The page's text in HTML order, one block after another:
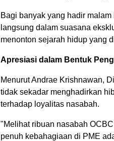
Bagi banyak yang hadir
langsung dalam suasana
menonton sejarah hidup yang
Apresiasi dalam Bentuk
Menurut Andrae Krishnawan,
tidak sekadar menghadirkan
terhadap loyalitas nasabah.
"Melihat ribuan nasabah
penuh kebahagiaan di PME